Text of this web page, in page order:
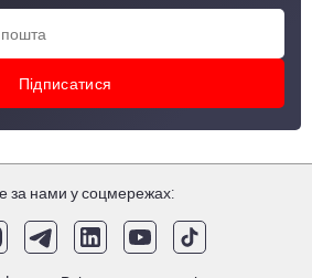
центри АВ
формат своїх відділень, змінивши
послуг. Крім складу металевої
в металлосервісних центрах
обробка металу. "АВ металл групп"
за нами у соцмережах: